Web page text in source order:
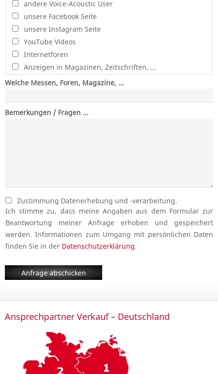
andere Voice-Acoustic User
unsere Facebook Seite
unsere Instagram Seite
YouTube Videos
Internetforen
Anzeigen in Magazinen, Zeitschriften, ...
Welche Messen, Foren, Magazine, ...
Bemerkungen / Fragen ...
Zustimmung Datenerhebung und -verarbeitung.
Ich stimme zu, dass meine Angaben aus dem Formular zur
Beantwortung meiner Anfrage erhoben und gespeichert
werden. Informationen zum Umgang mit persönlichen Daten
finden Sie in der Datenschutzerklärung.
Anfrage abschicken
Ansprechpartner Verkauf – Deutschland